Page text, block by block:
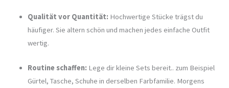
Qualität vor Quantität: Hochwertige Stücke trägst du
häufiger. Sie altern schön und machen jedes einfache Outfit
wertig.
Routine schaffen: Lege dir kleine Sets bereit.. zum Beispiel
Gürtel, Tasche, Schuhe in derselben Farbfamilie. Morgens